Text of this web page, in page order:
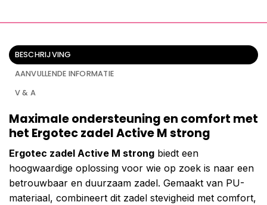
BESCHRIJVING
AANVULLENDE INFORMATIE
V & A
Maximale ondersteuning en comfort met
het Ergotec zadel Active M strong
Ergotec zadel Active M strong biedt een
hoogwaardige oplossing voor wie op zoek is naar een
betrouwbaar en duurzaam zadel. Gemaakt van PU-
materiaal, combineert dit zadel stevigheid met comfort,